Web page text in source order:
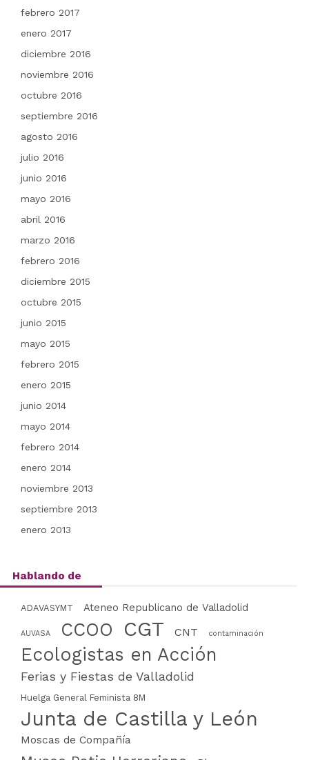
febrero 2017
enero 2017
diciembre 2016
noviembre 2016
octubre 2016
septiembre 2016
agosto 2016
julio 2016
junio 2016
mayo 2016
abril 2016
marzo 2016
febrero 2016
diciembre 2015
octubre 2015
junio 2015
mayo 2015
febrero 2015
enero 2015
junio 2014
mayo 2014
febrero 2014
enero 2014
noviembre 2013
septiembre 2013
enero 2013
Hablando de
ADAVASYMT Ateneo Republicano de Valladolid
AUVASA CCOO CGT CNT contaminación
Ecologistas en Acción
Ferias y Fiestas de Valladolid
Huelga General Feminista 8M
Junta de Castilla y León
Moscas de Compañía